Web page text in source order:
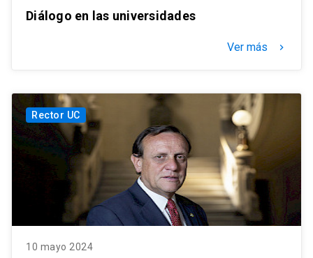
Diálogo en las universidades
Ver más keyboard_arrow_right
Rector UC
10 mayo 2024